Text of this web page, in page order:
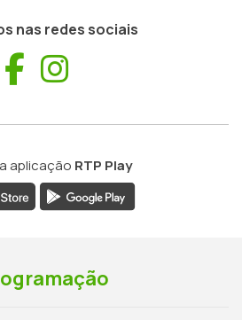
nas redes sociais
Facebook
aplicação RTP Play